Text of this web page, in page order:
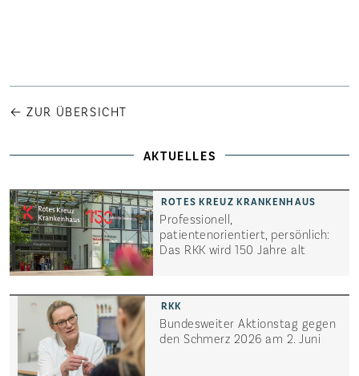
← ZUR ÜBERSICHT
AKTUELLES
Professionell,
patientenorientiert, persönlich:
Das RKK wird 150 Jahre alt
Bundesweiter Aktionstag gegen
den Schmerz 2026 am 2. Juni